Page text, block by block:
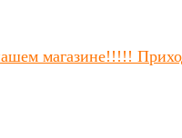
магазине!!!!!